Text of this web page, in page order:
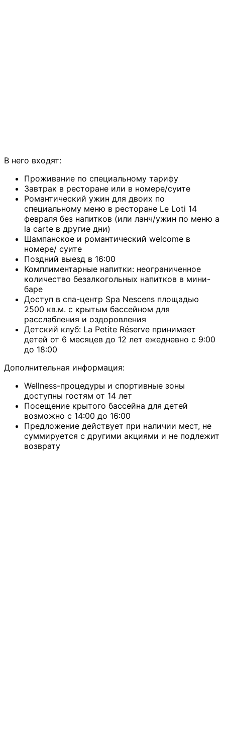
В него входят:
Проживание по специальному тарифу
Завтрак в ресторане или в номере/суите
Романтический ужин для двоих по
специальному меню в ресторане Le Loti 14
февраля без напитков (или ланч/ужин по меню a
la carte в другие дни)
Шампанское и романтический welcome в
номере/ суите
Поздний выезд в 16:00
Комплиментарные напитки: неограниченное
количество безалкогольных напитков в мини-
баре
Доступ в спа-центр Spa Nescens площадью
2500 кв.м. с крытым бассейном для
расслабления и оздоровления
Детский клуб: La Petite Réserve принимает
детей от 6 месяцев до 12 лет ежедневно с 9:00
до 18:00
Дополнительная информация:
Wellness-процедуры и спортивные зоны
доступны гостям от 14 лет
Посещение крытого бассейна для детей
возможно с 14:00 до 16:00
Предложение действует при наличии мест, не
суммируется с другими акциями и не подлежит
возврату